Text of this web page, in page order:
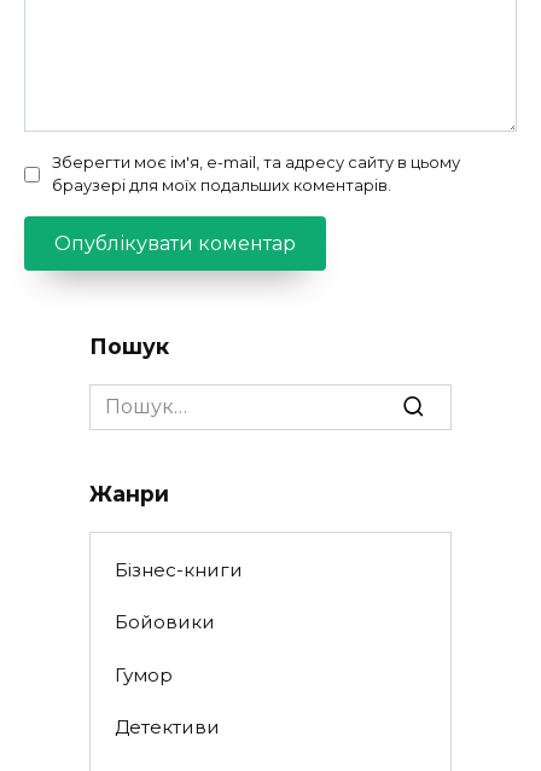
Зберегти моє ім'я, e-mail, та адресу сайту в цьому
браузері для моїх подальших коментарів.
Пошук
Search
for:
Жанри
Бізнес-книги
Бойовики
Гумор
Детективи